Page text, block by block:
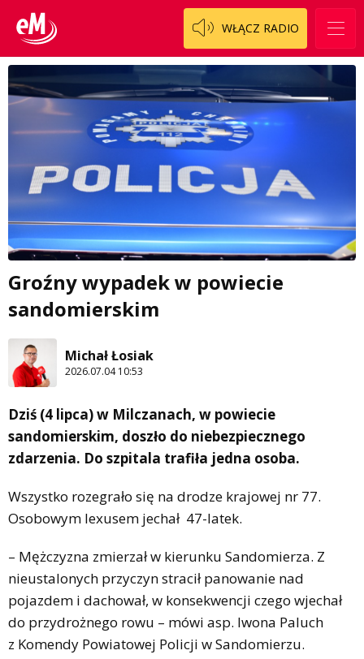
WŁĄCZ RADIO
Groźny wypadek w powiecie
sandomierskim
Michał Łosiak
2026.07.04 10:53
Dziś (4 lipca) w Milczanach, w powiecie
sandomierskim, doszło do niebezpiecznego
zdarzenia. Do szpitala trafiła jedna osoba.
Wszystko rozegrało się na drodze krajowej nr 77.
Osobowym lexusem jechał 47-latek.
– Mężczyzna zmierzał w kierunku Sandomierza. Z
nieustalonych przyczyn stracił panowanie nad
pojazdem i dachował, w konsekwencji czego wjechał
do przydrożnego rowu – mówi asp. Iwona Paluch
z Komendy Powiatowej Policji w Sandomierzu.